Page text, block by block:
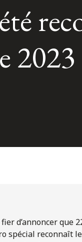
2023
d’annoncer que
spécial reconnaît